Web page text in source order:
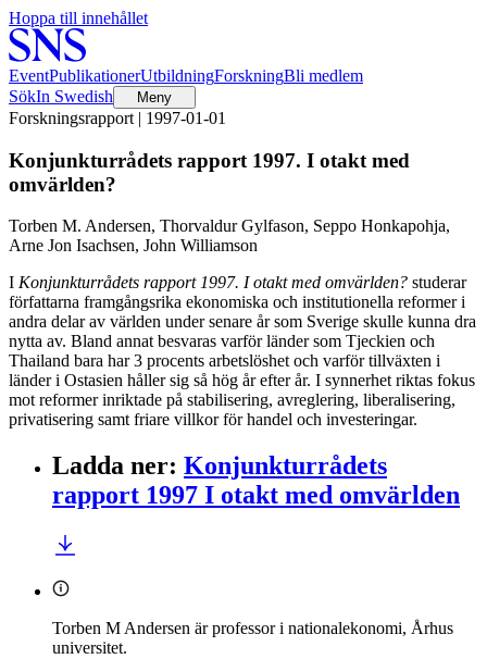
Hoppa till innehållet
EventPublikationerUtbildningForskningBli medlem
SökIn Swedish Meny
Forskningsrapport | 1997-01-01
Konjunkturrådets rapport 1997. I otakt med
omvärlden?
Torben M. Andersen, Thorvaldur Gylfason, Seppo Honkapohja,
Arne Jon Isachsen, John Williamson
I Konjunkturrådets rapport 1997. I otakt med omvärlden? studerar
författarna framgångsrika ekonomiska och institutionella reformer i
andra delar av världen under senare år som Sverige skulle kunna dra
nytta av. Bland annat besvaras varför länder som Tjeckien och
Thailand bara har 3 procents arbetslöshet och varför tillväxten i
länder i Ostasien håller sig så hög år efter år. I synnerhet riktas fokus
mot reformer inriktade på stabilisering, avreglering, liberalisering,
privatisering samt friare villkor för handel och investeringar.
Ladda ner: Konjunkturrådets
rapport 1997 I otakt med omvärlden
Torben M Andersen är professor i nationalekonomi, Århus
universitet.